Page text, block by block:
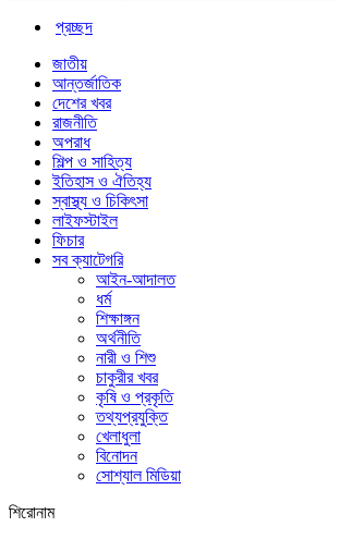
প্রচ্ছদ
জাতীয়
আন্তর্জাতিক
দেশের খবর
রাজনীতি
অপরাধ
শিল্প ও সাহিত্য
ইতিহাস ও ঐতিহ্য
স্বাস্থ্য ও চিকিৎসা
লাইফস্টাইল
ফিচার
সব ক্যাটেগরি
আইন-আদালত
ধর্ম
শিক্ষাঙ্গন
অর্থনীতি
নারী ও শিশু
চাকুরীর খবর
কৃষি ও প্রকৃতি
তথ্যপ্রযুক্তি
খেলাধুলা
বিনোদন
সোশ্যাল মিডিয়া
শিরোনাম